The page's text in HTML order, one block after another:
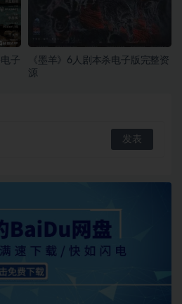
子
《墨羊》6人剧本杀电子版完整资
源